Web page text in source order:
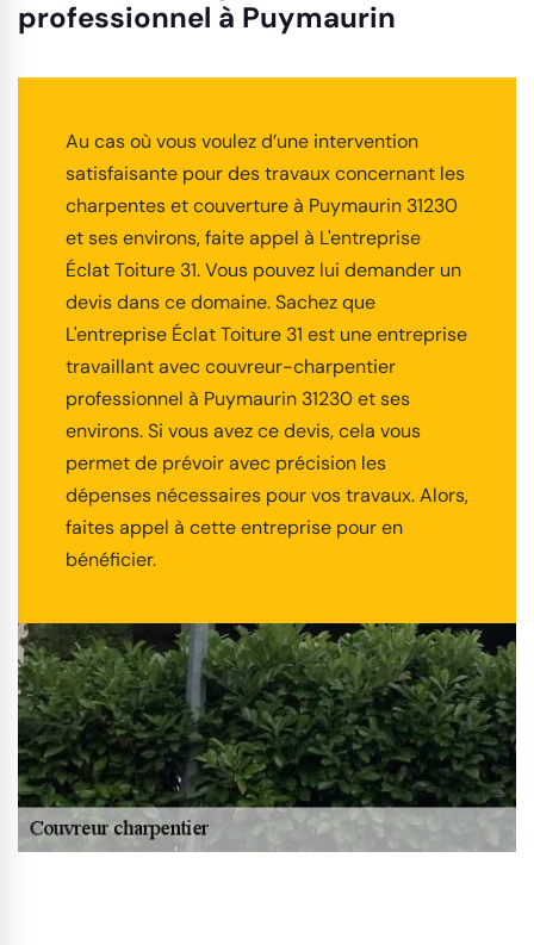
professionnel à Puymaurin
Au cas où vous voulez d’une intervention
satisfaisante pour des travaux concernant les
charpentes et couverture à Puymaurin 31230
et ses environs, faite appel à L'entreprise
Éclat Toiture 31. Vous pouvez lui demander un
devis dans ce domaine. Sachez que
L'entreprise Éclat Toiture 31 est une entreprise
travaillant avec couvreur-charpentier
professionnel à Puymaurin 31230 et ses
environs. Si vous avez ce devis, cela vous
permet de prévoir avec précision les
dépenses nécessaires pour vos travaux. Alors,
faites appel à cette entreprise pour en
bénéficier.